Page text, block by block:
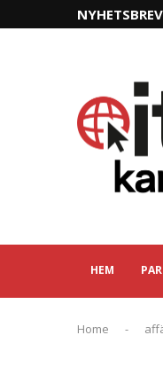
NYHETSBREV
HEM
Home -